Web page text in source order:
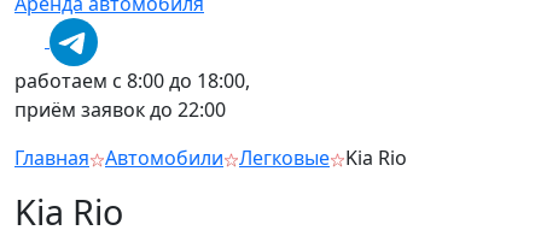
работаем с 8:00 до 18:00,
приём заявок до 22:00
Главная
Автомобили Легковые Kia Rio
Kia Rio